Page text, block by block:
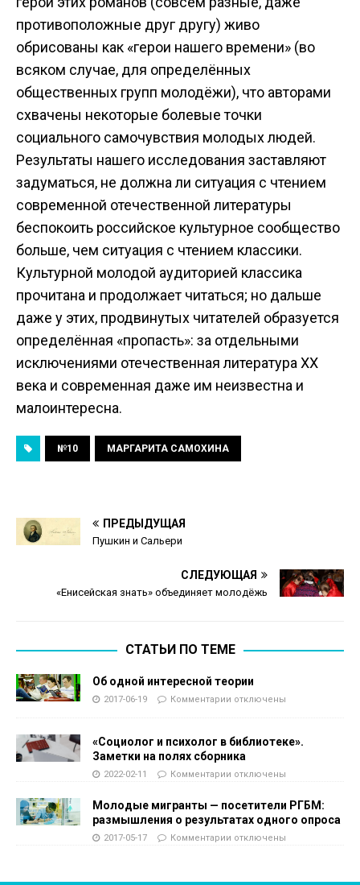
противоположные друг другу) живо
обрисованы как «герои нашего времени» (во
всяком случае, для определённых
общественных групп молодёжи), что авторами
схвачены некоторые болевые точки
социального самочувствия молодых людей.
Результаты нашего исследования заставляют
задуматься, не должна ли ситуация с чтением
современной отечественной литературы
беспокоить российское культурное сообщество
больше, чем ситуация с чтением классики.
Культурной молодой аудиторией классика
прочитана и продолжает читаться; но дальше
даже у этих, продвинутых читателей образуется
определённая «пропасть»: за отдельными
исключениями отечественная литература ХХ
века и современная даже им неизвестна и
малоинтересна.
№10 МАРГАРИТА САМОХИНА
ПРЕДЫДУЩАЯ
Пушкин и Сальери
СЛЕДУЮЩАЯ
«Енисейская знать» объединяет молодёжь
СТАТЬИ ПО ТЕМЕ
Об одной интересной теории
2017-06-19 Комментарии отключены
«Социолог и психолог в библиотеке».
Заметки на полях сборника
2022-02-11 Комментарии отключены
Молодые мигранты — посетители РГБМ:
размышления о результатах одного опроса
2017-05-17 Комментарии отключены